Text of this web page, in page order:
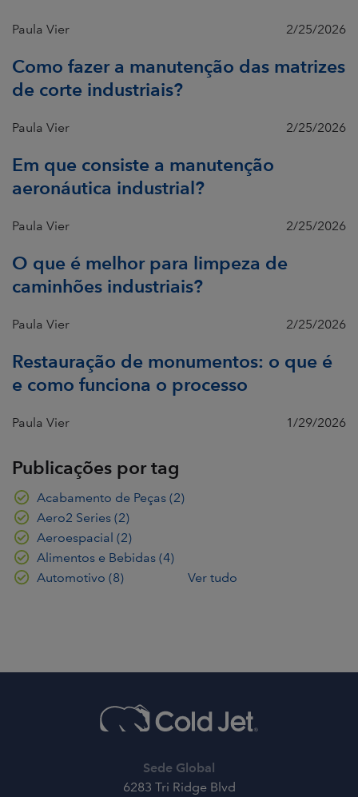
Paula Vier 2/25/2026
Como fazer a manutenção das matrizes
de corte industriais?
Paula Vier 2/25/2026
Em que consiste a manutenção
aeronáutica industrial?
Paula Vier 2/25/2026
O que é melhor para limpeza de
caminhões industriais?
Paula Vier 2/25/2026
Restauração de monumentos: o que é
e como funciona o processo
Paula Vier 1/29/2026
Publicações por tag
Acabamento de Peças (2)
Aero2 Series (2)
Aeroespacial (2)
Alimentos e Bebidas (4)
Automotivo (8) Ver tudo
Sede Global
6283 Tri Ridge Blvd